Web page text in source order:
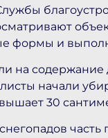
формы и
на содержание
начали
30